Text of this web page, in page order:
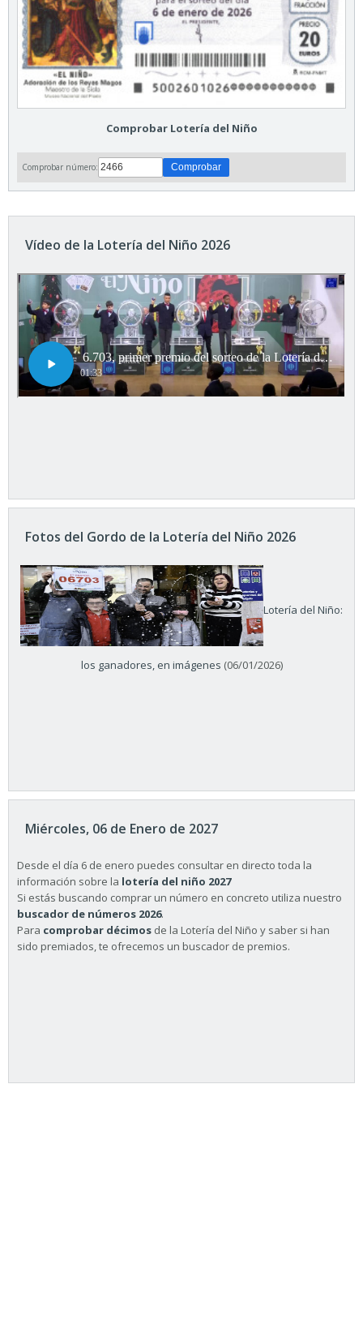
Comprobar Lotería del Niño
Comprobar número:
Vídeo de la Lotería del Niño 2026
Fotos del Gordo de la Lotería del Niño 2026
Lotería del Niño:
los ganadores, en imágenes (06/01/2026)
Miércoles, 06 de Enero de 2027
Desde el día 6 de enero puedes consultar en directo toda la
información sobre la lotería del niño 2027
Si estás buscando comprar un número en concreto utiliza nuestro
buscador de números 2026.
Para comprobar décimos de la Lotería del Niño y saber si han
sido premiados, te ofrecemos un buscador de premios.